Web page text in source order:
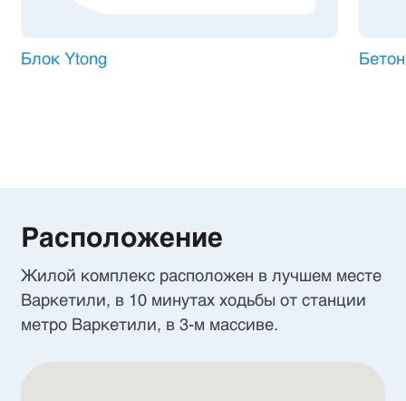
Блок Ytong
Расположение
Жилой комплекс расположен в лучшем месте
Варкетили, в 10 минутах ходьбы от станции
метро Варкетили, в 3-м массиве.